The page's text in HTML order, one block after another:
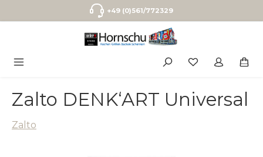
Zum Hauptinhalt springen+49 (0)561/772329
Zalto DENK‘ART Universal
Zalto